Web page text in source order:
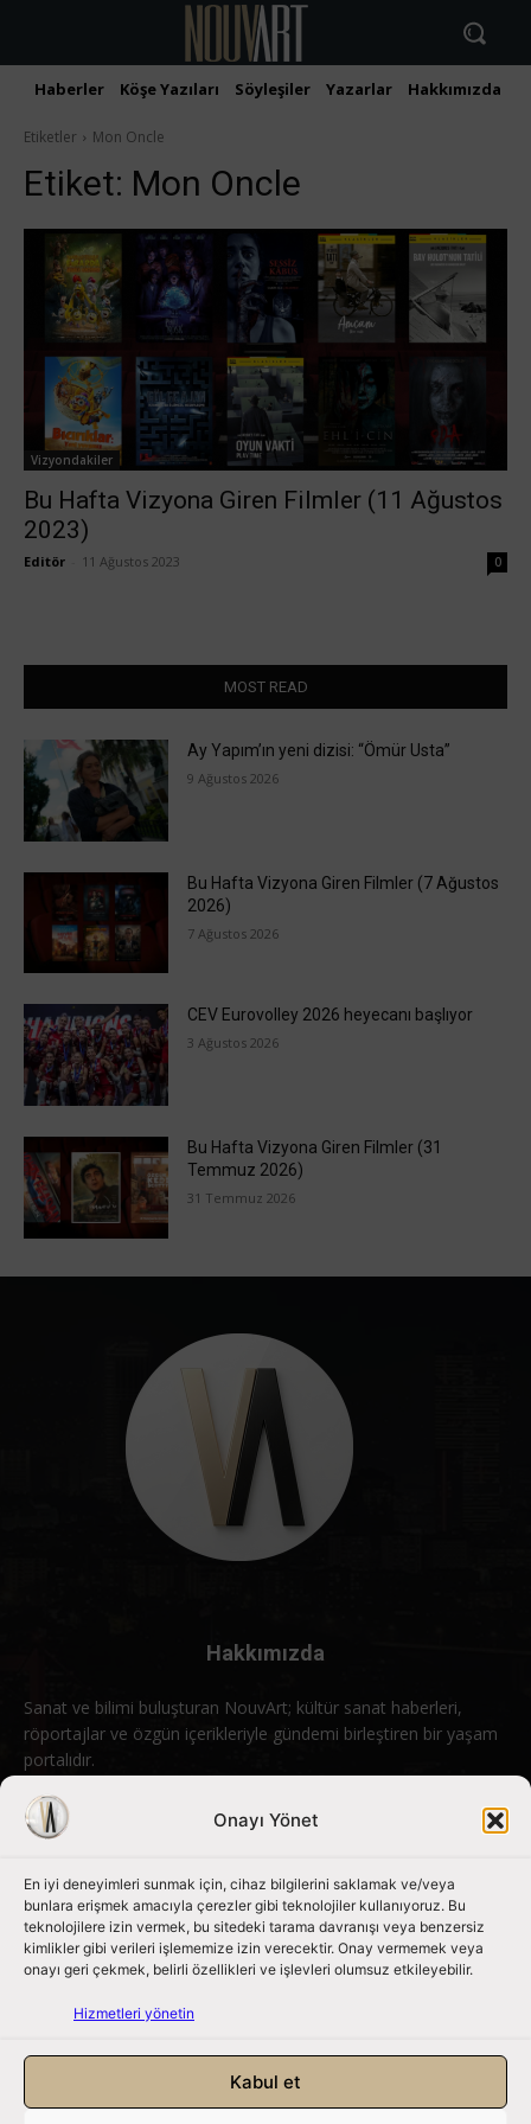
Onayı Yönet
En iyi deneyimleri sunmak için, cihaz bilgilerini saklamak ve/veya
bunlara erişmek amacıyla çerezler gibi teknolojiler kullanıyoruz. Bu
teknolojilere izin vermek, bu sitedeki tarama davranışı veya benzersiz
kimlikler gibi verileri işlememize izin verecektir. Onay vermemek veya
onayı geri çekmek, belirli özellikleri ve işlevleri olumsuz etkileyebilir.
Hizmetleri yönetin
Kabul et
Haberler Köşe Yazıları Söyleşiler Yazarlar Hakkımızda
Etiketler Mon Oncle
Etiket: Mon Oncle
Vizyondakiler
Bu Hafta Vizyona Giren Filmler (11 Ağustos
2023)
Editör 11 Ağustos 2023 0
MOST READ
Ay Yapım’ın yeni dizisi: “Ömür Usta”
9 Ağustos 2026
Bu Hafta Vizyona Giren Filmler (7 Ağustos
2026)
7 Ağustos 2026
CEV Eurovolley 2026 heyecanı başlıyor
3 Ağustos 2026
Bu Hafta Vizyona Giren Filmler (31
Temmuz 2026)
31 Temmuz 2026
Hakkımızda
Sanat ve bilimi buluşturan NouvArt; kültür sanat haberleri,
röportajlar ve özgün içerikleriyle gündemi birleştiren bir yaşam
portalıdır.
Bizimle iletişime geçin: info@nouvart.net
Bizi Takip Edin